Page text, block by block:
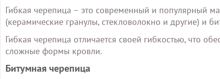
Гибкая черепица – это современный и популярный
(керамические гранулы, стекловолокно и другие) и
Гибкая черепица отличается своей гибкостью, что
сложные формы кровли.
Битумная черепица